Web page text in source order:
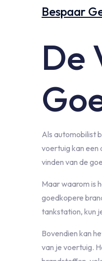
Bespaar
De
Als automobilist
voertuig kan een
vinden van de
Maar waarom is
goedkopere
tankstation, kun
Bovendien kan
van je voertuig.